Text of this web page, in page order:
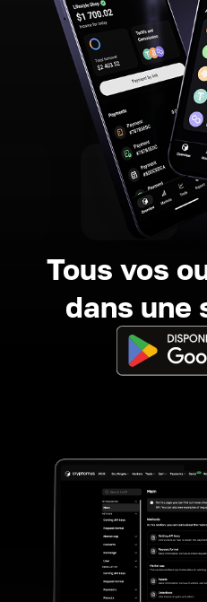
Tous vos
dans une